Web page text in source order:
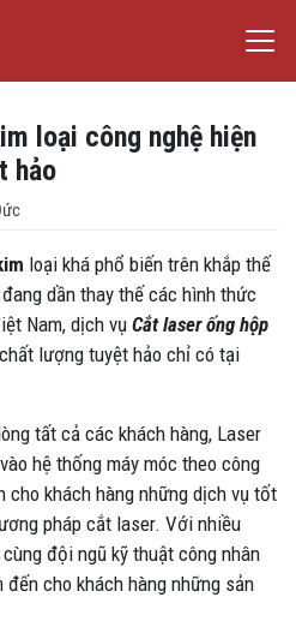
loại công nghệ hiện
hảo
loại khá phổ biến trên khắp thế
dần thay thế các hình thức
Nam, dịch vụ Cắt laser ống hộp
lượng tuyệt hảo chỉ có tại
tất cả các khách hàng, Laser
hệ thống máy móc theo công
cho khách hàng những dịch vụ tốt
pháp cắt laser. Với nhiều
đội ngũ kỹ thuật công nhân
cho khách hàng những sản